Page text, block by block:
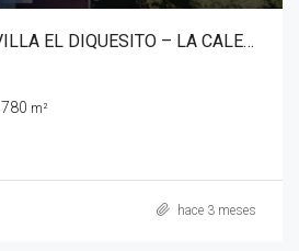
LOTE 780 M2 – B° VILLA EL DIQUESITO – LA CALERA
780 m²
hace 3 meses